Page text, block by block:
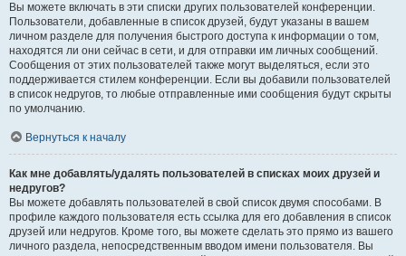
Вы можете включать в эти списки других пользователей конференции.
Пользователи, добавленные в список друзей, будут указаны в вашем
личном разделе для получения быстрого доступа к информации о том,
находятся ли они сейчас в сети, и для отправки им личных сообщений.
Сообщения от этих пользователей также могут выделяться, если это
поддерживается стилем конференции. Если вы добавили пользователей
в список недругов, то любые отправленные ими сообщения будут скрыты
по умолчанию.
Вернуться к началу
Как мне добавлять/удалять пользователей в списках моих друзей и
недругов?
Вы можете добавлять пользователей в свой список двумя способами. В
профиле каждого пользователя есть ссылка для его добавления в список
друзей или недругов. Кроме того, вы можете сделать это прямо из вашего
личного раздела, непосредственным вводом имени пользователя. Вы